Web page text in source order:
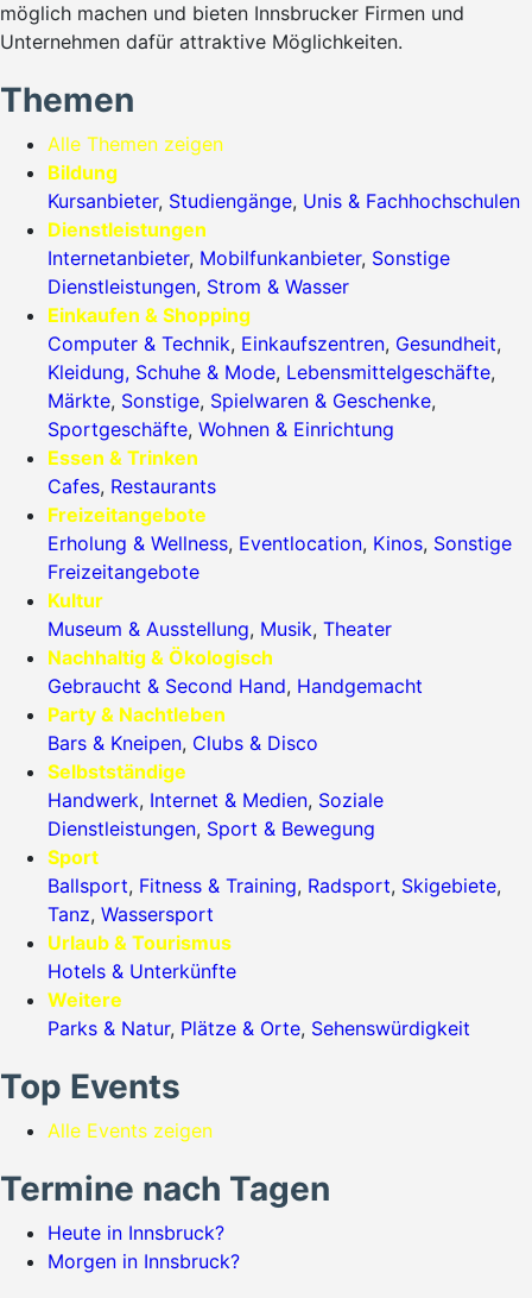
möglich machen und bieten Innsbrucker Firmen und
Unternehmen dafür attraktive Möglichkeiten.
Themen
Alle Themen zeigen
Bildung
Kursanbieter, Studiengänge, Unis & Fachhochschulen
Dienstleistungen
Internetanbieter, Mobilfunkanbieter, Sonstige
Dienstleistungen, Strom & Wasser
Einkaufen & Shopping
Computer & Technik, Einkaufszentren, Gesundheit,
Kleidung, Schuhe & Mode, Lebensmittelgeschäfte,
Märkte, Sonstige, Spielwaren & Geschenke,
Sportgeschäfte, Wohnen & Einrichtung
Essen & Trinken
Cafes, Restaurants
Freizeitangebote
Erholung & Wellness, Eventlocation, Kinos, Sonstige
Freizeitangebote
Kultur
Museum & Ausstellung, Musik, Theater
Nachhaltig & Ökologisch
Gebraucht & Second Hand, Handgemacht
Party & Nachtleben
Bars & Kneipen, Clubs & Disco
Selbstständige
Handwerk, Internet & Medien, Soziale
Dienstleistungen, Sport & Bewegung
Sport
Ballsport, Fitness & Training, Radsport, Skigebiete,
Tanz, Wassersport
Urlaub & Tourismus
Hotels & Unterkünfte
Weitere
Parks & Natur, Plätze & Orte, Sehenswürdigkeit
Top Events
Alle Events zeigen
Termine nach Tagen
Heute in Innsbruck?
Morgen in Innsbruck?